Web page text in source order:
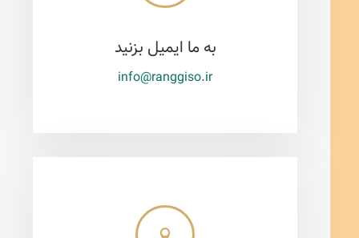
به ما ایمیل بزنید
info@ranggiso.ir
